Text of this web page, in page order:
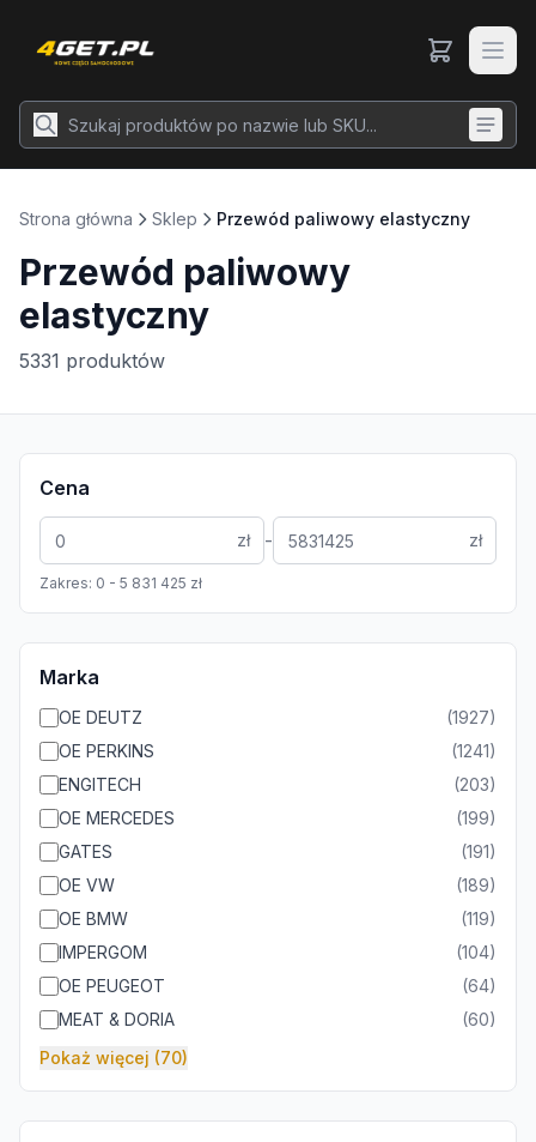
Strona główna Sklep Przewód paliwowy elastyczny
Przewód paliwowy
elastyczny
5331 produktów
Cena
zł - zł
Zakres: 0 - 5 831 425 zł
Marka
OE DEUTZ (1927)
OE PERKINS
(1241)
ENGITECH
(203)
OE MERCEDES
(199)
GATES
(191)
OE VW
(189)
OE BMW
(119)
IMPERGOM
(104)
OE PEUGEOT
(64)
MEAT & DORIA
(60)
Pokaż więcej (70)